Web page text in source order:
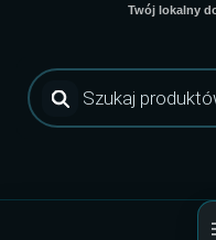
Twój lokalny
Wyszukiwarka
produktów